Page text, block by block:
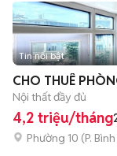
Tin nổi bật
CHO THUÊ
Nội thất đầy đủ
4,2 triệu/tháng
Phường 10 (P.